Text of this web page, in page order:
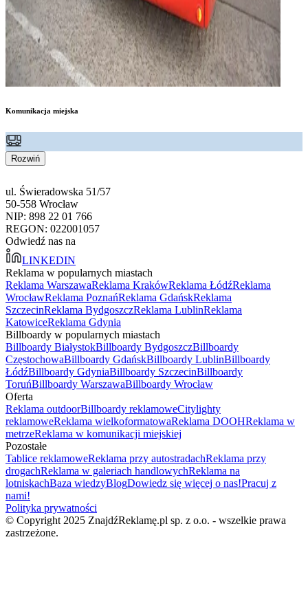
Komunikacja miejska
Rozwiń
ul. Świeradowska 51/57
50-558 Wrocław
NIP: 898 22 01 766
REGON: 022001057
Odwiedź nas na
LINKEDIN
Reklama w popularnych miastach
Reklama WarszawaReklama KrakówReklama ŁódźReklama
WrocławReklama PoznańReklama GdańskReklama
SzczecinReklama BydgoszczReklama LublinReklama
KatowiceReklama Gdynia
Billboardy w popularnych miastach
Billboardy BiałystokBillboardy BydgoszczBillboardy
CzęstochowaBillboardy GdańskBillboardy LublinBillboardy
ŁódźBillboardy GdyniaBillboardy SzczecinBillboardy
ToruńBillboardy WarszawaBillboardy Wrocław
Oferta
Reklama outdoorBillboardy reklamoweCitylighty
reklamoweReklama wielkoformatowaReklama DOOHReklama w
metrzeReklama w komunikacji miejskiej
Pozostałe
Tablice reklamoweReklama przy autostradachReklama przy
drogachReklama w galeriach handlowychReklama na
lotniskachBaza wiedzyBlogDowiedz się więcej o nas!Pracuj z
nami!
Polityka prywatności
© Copyright 2025 ZnajdźReklamę.pl sp. z o.o. - wszelkie prawa
zastrzeżone.